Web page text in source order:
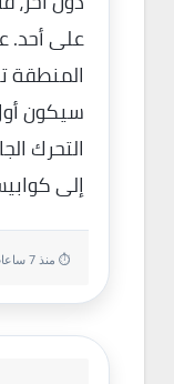
على أحد.
المنطقة
سيكون
التحرك
إلى
⏱ منذ 7 ساعات